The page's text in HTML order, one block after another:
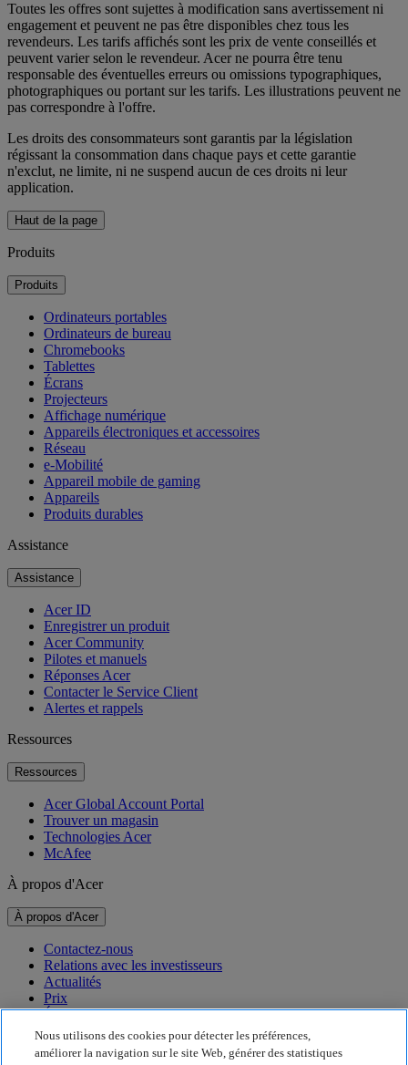
Toutes les offres sont sujettes à modification sans avertissement ni
engagement et peuvent ne pas être disponibles chez tous les
revendeurs. Les tarifs affichés sont les prix de vente conseillés et
peuvent varier selon le revendeur. Acer ne pourra être tenu
responsable des éventuelles erreurs ou omissions typographiques,
photographiques ou portant sur les tarifs. Les illustrations peuvent ne
pas correspondre à l'offre.
Les droits des consommateurs sont garantis par la législation
régissant la consommation dans chaque pays et cette garantie
n'exclut, ne limite, ni ne suspend aucun de ces droits ni leur
application.
Haut de la page
Produits
Produits
Ordinateurs portables
Ordinateurs de bureau
Chromebooks
Tablettes
Écrans
Projecteurs
Affichage numérique
Appareils électroniques et accessoires
Réseau
e-Mobilité
Appareil mobile de gaming
Appareils
Produits durables
Assistance
Assistance
Acer ID
Enregistrer un produit
Acer Community
Pilotes et manuels
Réponses Acer
Contacter le Service Client
Alertes et rappels
Ressources
Ressources
Acer Global Account Portal
Trouver un magasin
Technologies Acer
McAfee
À propos d'Acer
À propos d'Acer
Contactez-nous
Relations avec les investisseurs
Actualités
Prix
Événements
Développement durable
Nous utilisons des cookies pour détecter les préférences,
améliorer la navigation sur le site Web, générer des statistiques